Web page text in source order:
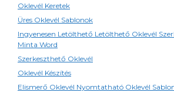
Oklevél Keretek
Üres Oklevél Sablonok
Ingyenesen Letölthető Letölthető Oklevél
Minta Word
Szerkeszthető Oklevél
Oklevél Készítés
Elismerő Oklevél Nyomtatható Oklevél